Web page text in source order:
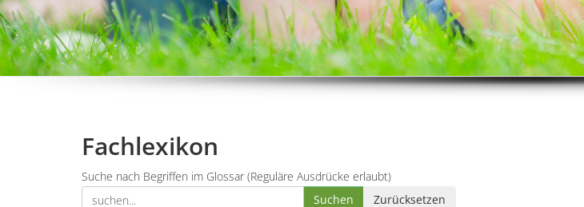
Fachlexikon
Suche nach Begriffen im Glossar (Reguläre Ausdrücke erlaubt)